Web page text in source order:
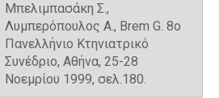
Μπελιμπασάκη Σ.,
Λυμπερόπουλος Α., Brem G. 8ο
Πανελλήνιο Κτηνιατρικό
Συνέδριο, Αθήνα, 25-28
Νοεμρίου 1999, σελ.180.